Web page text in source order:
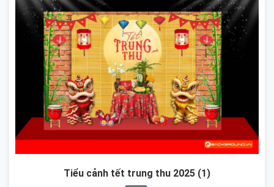
Tiểu cảnh tết trung thu 2025 (1)